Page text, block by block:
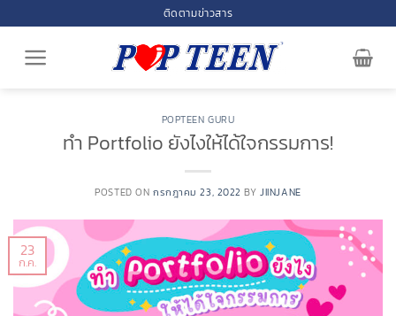
to
content
ติดตามข่าวสาร
POPTEEN GURU
ทำ Portfolio ยังไงให้ได้ใจกรรมการ!
POSTED ON กรกฎาคม 23, 2022 BYJIINJANE
23
ก.ค.